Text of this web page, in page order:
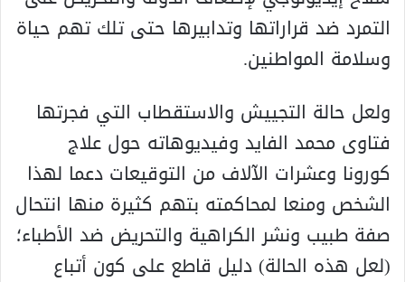
التمرد ضد قراراتها وتدابيرها حتى تلك تهم حياة
وسلامة المواطنين.
ولعل حالة التجييش والاستقطاب التي فجرتها
فتاوى محمد الفايد وفيديوهاته حول علاج
كورونا وعشرات الآلاف من التوقيعات دعما لهذا
الشخص ومنعا لمحاكمته بتهم كثيرة منها انتحال
صفة طبيب ونشر الكراهية والتحريض ضد الأطباء؛
(لعل هذه الحالة) دليل قاطع على كون أتباع